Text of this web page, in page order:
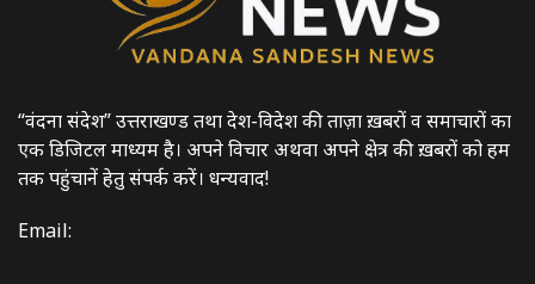
“वंदना संदेश” उत्तराखण्ड तथा देश-विदेश की ताज़ा ख़बरों व समाचारों का
एक डिजिटल माध्यम है। अपने विचार अथवा अपने क्षेत्र की ख़बरों को हम
तक पहुंचानें हेतु संपर्क करें। धन्यवाद!
Email: